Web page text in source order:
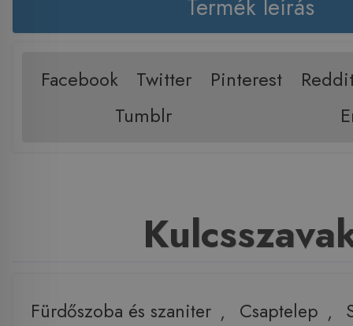
Termék leírás
Facebook Twitter Pinterest
Tumblr
Fürdőszoba és szaniter , Csaptelep ,